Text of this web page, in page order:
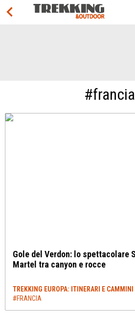
#francia
Gole del Verdon: lo spettacolare
Martel tra canyon e rocce
TREKKING EUROPA: ITINERARI E CAMMINI
#FRANCIA